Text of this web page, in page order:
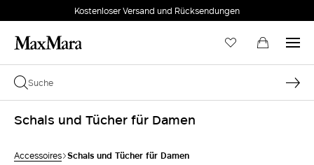
Kostenloser Versand und Rücksendungen
Schals und Tücher für Damen
Accessoires Schals und Tücher für Damen